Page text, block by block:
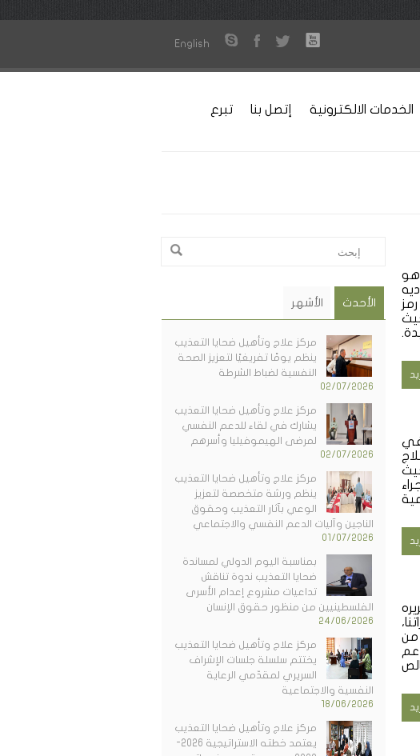
English
الخدمات الالكترونية إتصل بنا تبرع
وهو
في
من
الأحدث الأشهر
مركز علاج وتأهيل ضحايا التعذيب
ينظم يومًا تفريغيًا لتعزيز الصحة
النفسية لضباط الشرطة
02/07/2026
مركز علاج وتأهيل ضحايا التعذيب
يشارك في لقاء للدعم النفسي
لمرضى الهيموفيليا وأسرهم
02/07/2026
مركز علاج وتأهيل ضحايا التعذيب
ينظم ورشة متخصصة لتعزيز
الوعي بآثار التعذيب وحقوق
الناجين وآليات الدعم النفسي والاجتماعي
01/07/2026
بمناسبة اليوم الدولي لمساندة
ضحايا التعذيب ندوة تناقش
تداعيات مشروع إعدام الأسرى
الفلسطينيين من منظور حقوق الإنسان
24/06/2026
مركز علاج وتأهيل ضحايا التعذيب
يختتم سلسلة جلسات الإشراف
السريري لمقدّمي الرعاية
النفسية والاجتماعية
18/06/2026
مركز علاج وتأهيل ضحايا التعذيب
يعتمد خطته الاستراتيجية 2026-